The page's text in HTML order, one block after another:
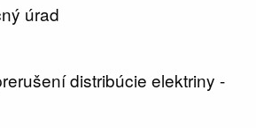
úrad
distribúcie elektriny -